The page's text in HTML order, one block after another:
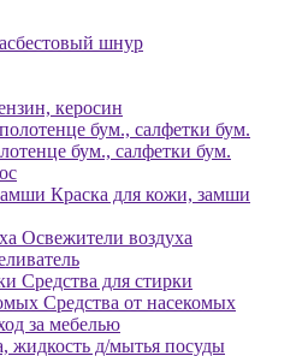
шнур
керосин
бум., салфетки бум.
Краска для кожи, замши
Освежители воздуха
Средства для стирки
Средства от насекомых
за мебелью